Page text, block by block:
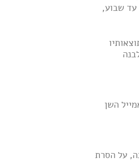
עד שבוע,
בין הלבנה
השן
על הסרת